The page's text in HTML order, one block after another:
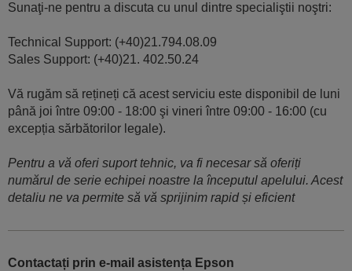
Sunaţi-ne pentru a discuta cu unul dintre specialiştii noştri:
Technical Support: (+40)21.794.08.09
Sales Support: (+40)21. 402.50.24
Vă rugăm să rețineți că acest serviciu este disponibil de luni
până joi între 09:00 - 18:00 şi vineri între 09:00 - 16:00 (cu
excepția sărbătorilor legale).
Pentru a vă oferi suport tehnic, va fi necesar să oferiți
numărul de serie echipei noastre la începutul apelului. Acest
detaliu ne va permite să vă sprijinim rapid și eficient
Contactați prin e-mail asistența Epson